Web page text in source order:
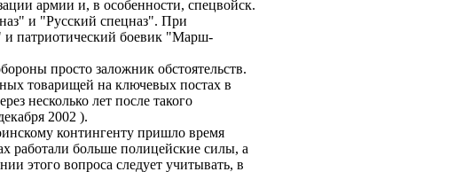
армии и, в особенности, спецвойск.
и "Русский спецназ". При
и патриотический боевик "Марш-
просто заложник обстоятельств.
товарищей на ключевых постах в
несколько лет после такого
декабря 2002 ).
контингенту пришло время
работали больше полицейские силы, а
этого вопроса следует учитывать, в